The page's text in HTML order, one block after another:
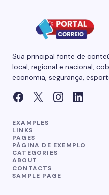
Sua principal fonte de
local, regional e nacional,
economia, segurança,
EXAMPLES
LINKS
PAGES
PÁGINA DE EXEMPLO
CATEGORIES
ABOUT
CONTACTS
SAMPLE PAGE